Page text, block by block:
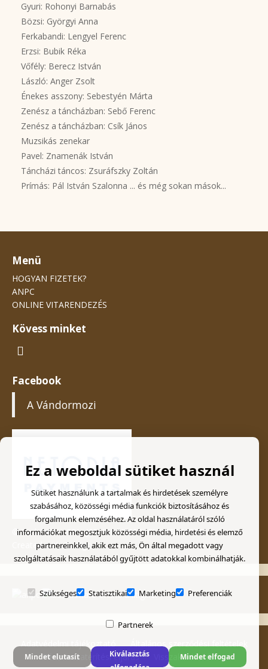
Gyuri: Rohonyi Barnabás
Bözsi: Györgyi Anna
Ferkabandi: Lengyel Ferenc
Erzsi: Bubik Réka
Vőfély: Berecz István
László: Anger Zsolt
Énekes asszony: Sebestyén Márta
Zenész a táncházban: Sebő Ferenc
Zenész a táncházban: Csík János
Muzsikás zenekar
Pavel: Znamenák István
Táncházi táncos: Zsuráfszky Zoltán
Prímás: Pál István Szalonna ... és még sokan mások...
Menü
HOGYAN FIZETEK?
ANPC
ONLINE VITARENDEZÉS
Kövess minket
Facebook
A Vándormozi
© Kad Colors SRL, J05/1054/2003, CUI: 15664333
Created withSoldigo
Adatvédelmi tájékoztató
Általános szerződési feltételek
Pénzvisszatérítési eljárás
Visszaküldési űrlap
Ez a weboldal sütiket használ
Sütiket használunk a tartalmak és hirdetések személyre
szabásához, közösségi média funkciók biztosításához és
forgalmunk elemzéséhez. Az oldal használatáról szóló
információkat megosztjuk közösségi média, hirdetési és elemző
partnereinkkel, akik ezt más, Ön által megadott vagy
szolgáltatásaik használatából gyűjtött adatokkal kombinálhatják.
Szükséges Statisztikai Marketing Preferenciák
Partnerek
Mindet elutasít
Kiválasztás
Mindet elfogad